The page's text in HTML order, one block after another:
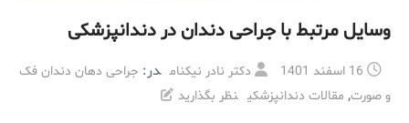
وسایل مرتبط با جراحی دندان در دندانپزشکی
16 اسفند 1401 دکتر نادر نیکنام در: جراحی دهان دندان فک
و صورت, مقالات دندانپزشکی نظر بگذارید